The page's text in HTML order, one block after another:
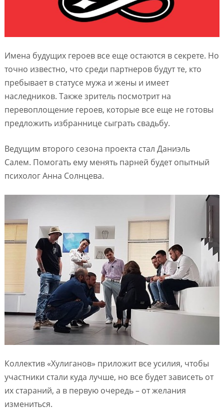
Имена будущих героев все еще остаются в секрете. Но
точно известно, что среди партнеров будут те, кто
пребывает в статусе мужа и жены и имеет
наследников. Также зритель посмотрит на
перевоплощение героев, которые все еще не готовы
предложить избраннице сыграть свадьбу.
Ведущим второго сезона проекта стал Даниэль
Салем. Помогать ему менять парней будет опытный
психолог Анна Солнцева.
Коллектив «Хулиганов» приложит все усилия, чтобы
участники стали куда лучше, но все будет зависеть от
их стараний, а в первую очередь – от желания
измениться.